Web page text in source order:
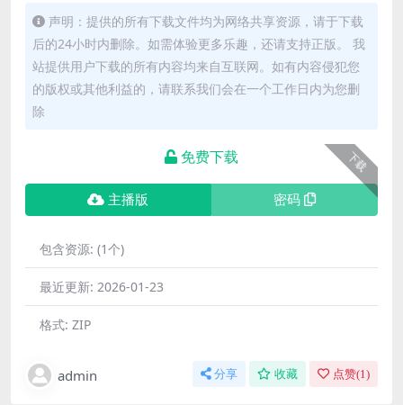
声明：提供的所有下载文件均为网络共享资源，请于下载
后的24小时内删除。如需体验更多乐趣，还请支持正版。 我
站提供用户下载的所有内容均来自互联网。如有内容侵犯您
的版权或其他利益的，请联系我们会在一个工作日内为您删
除
下载
免费下载
主播版 密码
包含资源: (1个)
最近更新: 2026-01-23
格式: ZIP
admin 分享 收藏 点赞(1 )